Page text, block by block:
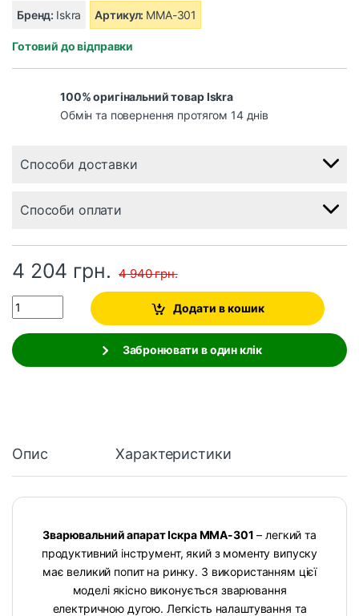
Бренд: Iskra Артикул: MMA-301
Готовий до відправки
100% оригінальний товар Iskra
Обмін та повернення протягом 14 днів
Способи доставки
Способи оплати
4 204 грн. 4 940грн.
Quantity
Додати в кошик
Забронювати в один клік
Опис Характеристики
Зварювальний апарат Іскра MMA-301 – легкий та
продуктивний інструмент, який з моменту випуску
має великий попит на ринку. З використанням цієї
моделі якісно виконується зварювання
електричною дугою. Легкість налаштування та